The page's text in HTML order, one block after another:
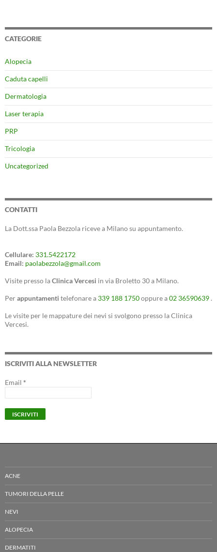
CATEGORIE
Alopecia
Caduta capelli
Dermatologia
Laser terapia
PRP
Tricologia
Uncategorized
CONTATTI
La Dott.ssa Paola Bezzola riceve a Milano su appuntamento.
Cellulare: 331.5422172
Email: paolabezzola@gmail.com
Visite presso laClinica Vercesi in via Broletto 30 a Milano.
Perappuntamenti telefonare a 339 188 1750oppure a02 36590639.
Le visite per le mappature dei nevi si svolgono presso la Clinica
Vercesi.
ISCRIVITI ALLA NEWSLETTER
Email *
ACNE
TUMORI DELLA PELLE
NEVI
ALOPECIA
DERMATITI